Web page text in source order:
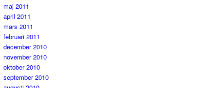
maj 2011
april 2011
mars 2011
februari 2011
december 2010
november 2010
oktober 2010
september 2010